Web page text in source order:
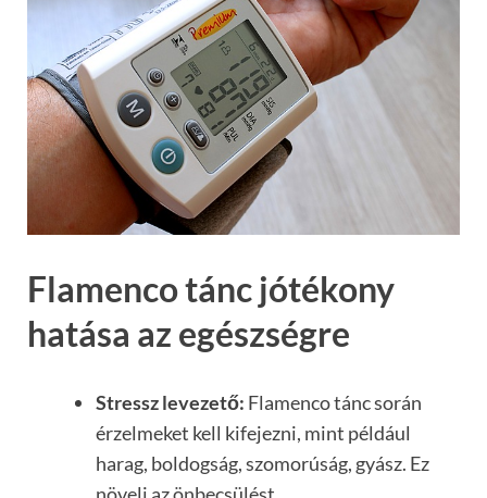
Flamenco tánc jótékony
hatása az egészségre
Stressz levezető: Flamenco tánc során
érzelmeket kell kifejezni, mint például
harag, boldogság, szomorúság, gyász. Ez